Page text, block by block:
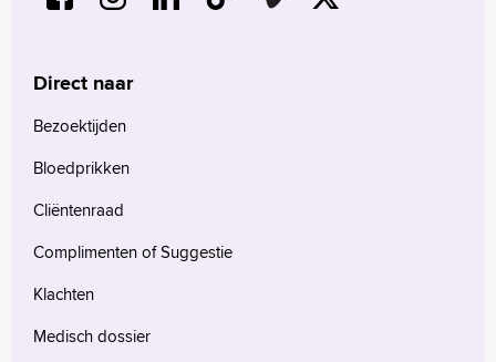
Direct naar
Bezoektijden
Bloedprikken
Cliëntenraad
Complimenten of Suggestie
Klachten
Medisch dossier